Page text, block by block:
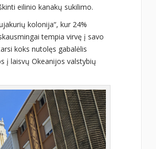
eilinio kanakų sukilimo.
kolonija“, kur 24%
tempia virvę į savo
koks nutolęs gabalėlis
į laisvų Okeanijos valstybių